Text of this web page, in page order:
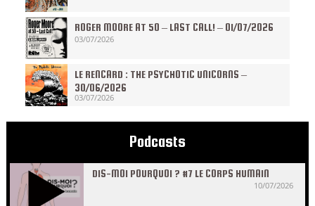
ROGER MOORE AT 50 – LAST CALL! – 01/07/2026
03/07/2026
LE RENCARD : THE PSYCHOTIC UNICORNS –
30/06/2026
03/07/2026
Podcasts
DIS-MOI POURQUOI ? #7 LE CORPS HUMAIN
10/07/2026